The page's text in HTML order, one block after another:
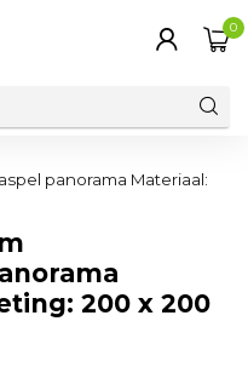
0
panorama Materiaal:
200 x 200